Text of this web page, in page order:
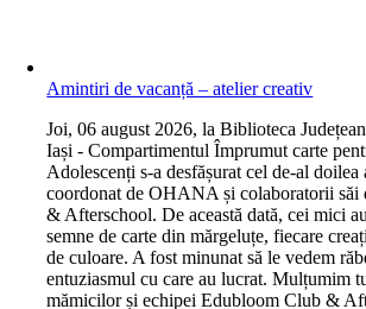
Amintiri de vacanță – atelier creativ
Joi, 06 august 2026, la Biblioteca
Iași - Compartimentul Împrumut carte
Adolescenți s-a desfășurat cel de-al doilea
coordonat de OHANA și colaboratorii săi
& Afterschool. De această dată, cei mici
semne de carte din mărgeluțe, fiecare
de culoare. A fost minunat să le vedem
entuziasmul cu care au lucrat. Mulțumim
mămicilor și echipei Edubloom Club &